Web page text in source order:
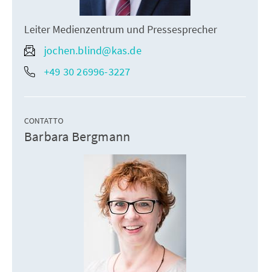
Leiter Medienzentrum und Pressesprecher
jochen.blind@kas.de
+49 30 26996-3227
CONTATTO
Barbara Bergmann